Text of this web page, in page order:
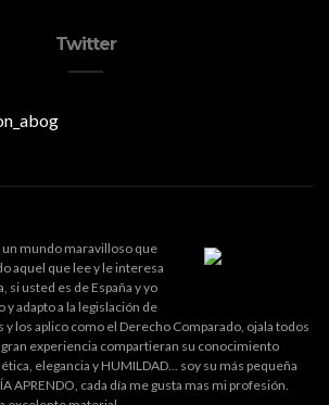
Twitter
un mundo maravilloso que
aquel que lee y le interesa
si usted es de España y yo
adapto a la legislación de
y los aplico como el Derecho Comparado, ojala todos
experiencia compartieran su conocimiento
elegancia y HUMILDAD... soy su más pequeña
APRENDO, cada día me gusta mas mi profesión.